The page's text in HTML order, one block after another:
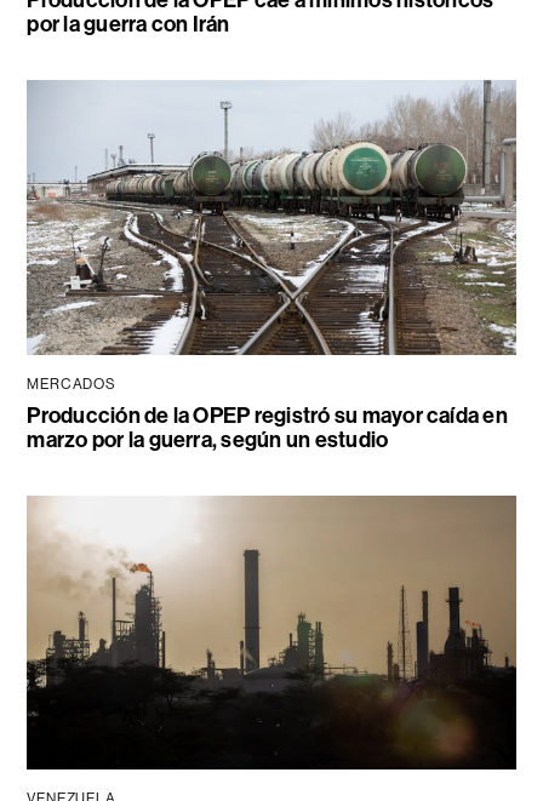
por la guerra con Irán
MERCADOS
Producción de la OPEP registró su mayor caída en
marzo por la guerra, según un estudio